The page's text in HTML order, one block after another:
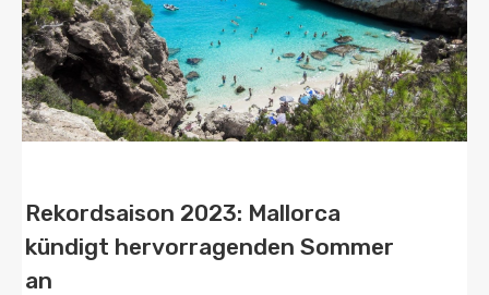
Rekordsaison 2023: Mallorca
kündigt hervorragenden Sommer
an